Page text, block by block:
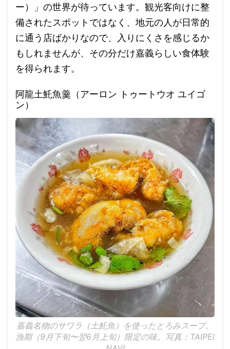
ー）」の世界が待っています。観光客向けに整
備されたスポットではなく、地元の人が日常的
に通う店ばかりなので、入りにくさを感じるか
もしれませんが、その分だけ嘉義らしい食体験
を得られます。
阿龍土魠魚羹（アーロン トゥートウオ ユイゴ
ン）
嘉義名物のサワラ（土魠魚）を使ったとろみスープ。
漁期（9月下旬〜翌6月上旬）限定の味。写真：TAIPEI